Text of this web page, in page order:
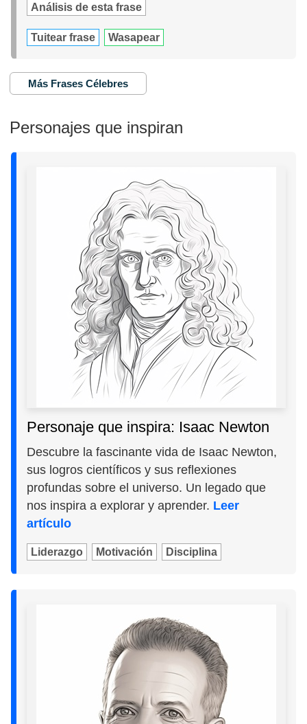
Análisis de esta frase
Tuitear frase Wasapear
Más Frases Célebres
Personajes que inspiran
Personaje que inspira: Isaac Newton
Descubre la fascinante vida de Isaac Newton,
sus logros científicos y sus reflexiones
profundas sobre el universo. Un legado que
nos inspira a explorar y aprender. Leer
artículo
Liderazgo Motivación Disciplina